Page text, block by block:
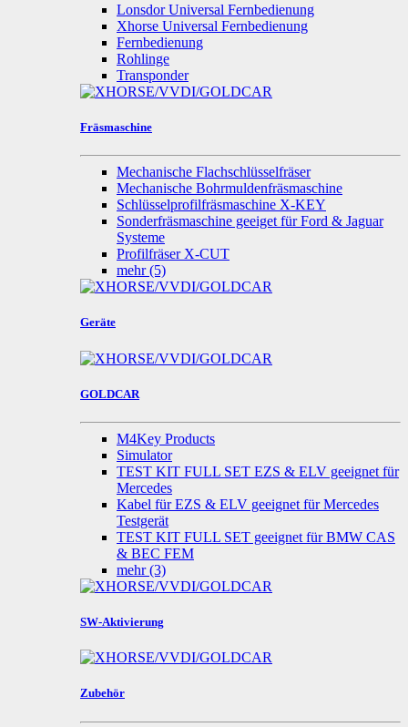
Lonsdor Universal Fernbedienung
Xhorse Universal Fernbedienung
Fernbedienung
Rohlinge
Transponder
Fräsmaschine
Mechanische Flachschlüsselfräser
Mechanische Bohrmuldenfräsmaschine
Schlüsselprofilfräsmaschine X-KEY
Sonderfräsmaschine geeiget für Ford & Jaguar
Systeme
Profilfräser X-CUT
mehr(5)
Geräte
GOLDCAR
M4Key Products
Simulator
TEST KIT FULL SET EZS & ELV geeignet für
Mercedes
Kabel für EZS & ELV geeignet für Mercedes
Testgerät
TEST KIT FULL SET geeignet für BMW CAS
& BEC FEM
mehr(3)
SW-Aktivierung
Zubehör